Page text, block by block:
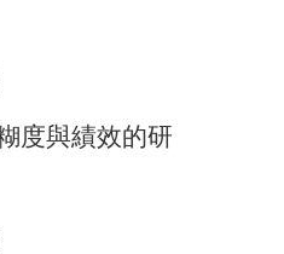
度與績效的研